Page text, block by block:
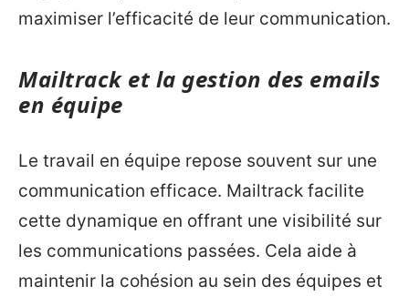
maximiser l’efficacité de leur communication.
Mailtrack et la gestion des emails
en équipe
Le travail en équipe repose souvent sur une
communication efficace. Mailtrack facilite
cette dynamique en offrant une visibilité sur
les communications passées. Cela aide à
maintenir la cohésion au sein des équipes et